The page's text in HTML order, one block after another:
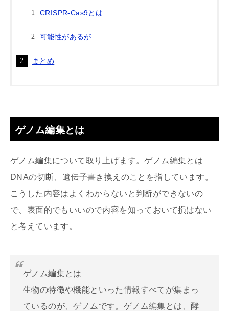
CRISPR-Cas9とは
可能性があるが
まとめ
ゲノム編集とは
ゲノム編集について取り上げます。ゲノム編集とは
DNAの切断、遺伝子書き換えのことを指しています。
こうした内容はよくわからないと判断ができないの
で、表面的でもいいので内容を知っておいて損はない
と考えています。
ゲノム編集とは
生物の特徴や機能といった情報すべてが集まっ
ているのが、ゲノムです。ゲノム編集とは、酵